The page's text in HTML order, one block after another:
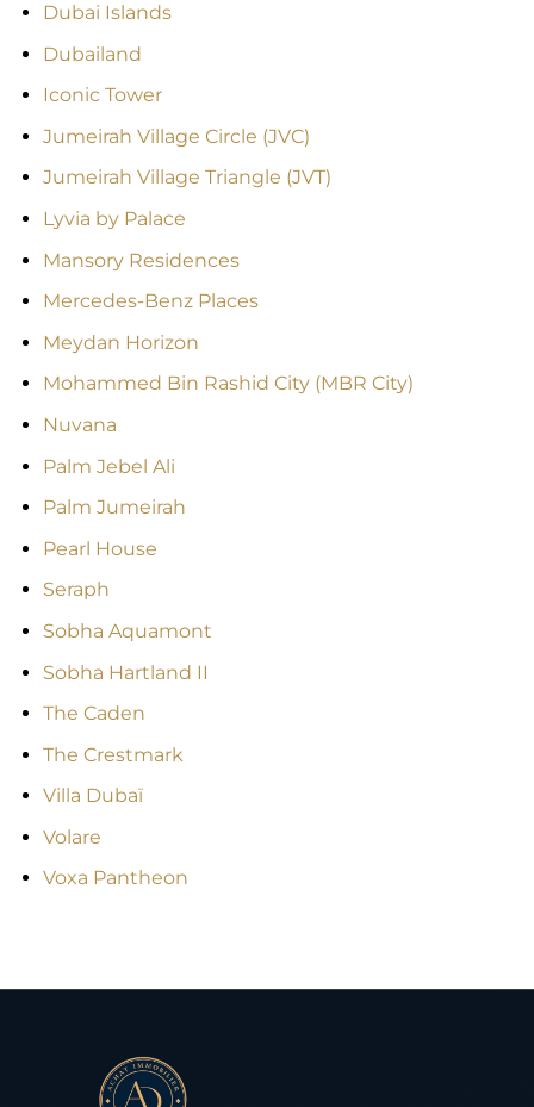
Dubai Islands
Dubailand
Iconic Tower
Jumeirah Village Circle (JVC)
Jumeirah Village Triangle (JVT)
Lyvia by Palace
Mansory Residences
Mercedes-Benz Places
Meydan Horizon
Mohammed Bin Rashid City (MBR City)
Nuvana
Palm Jebel Ali
Palm Jumeirah
Pearl House
Seraph
Sobha Aquamont
Sobha Hartland II
The Caden
The Crestmark
Villa Dubaï
Volare
Voxa Pantheon